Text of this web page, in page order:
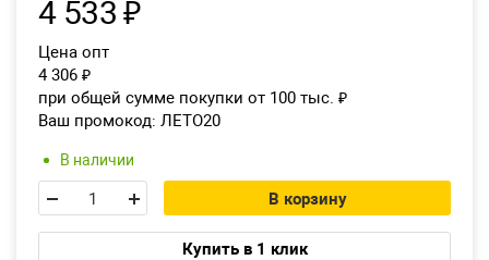
4 533 ₽
Цена опт
4 306 ₽
при общей сумме покупки от 100 тыс. ₽
Ваш промокод: ЛЕТО20
В наличии
В корзину
Купить в 1 клик